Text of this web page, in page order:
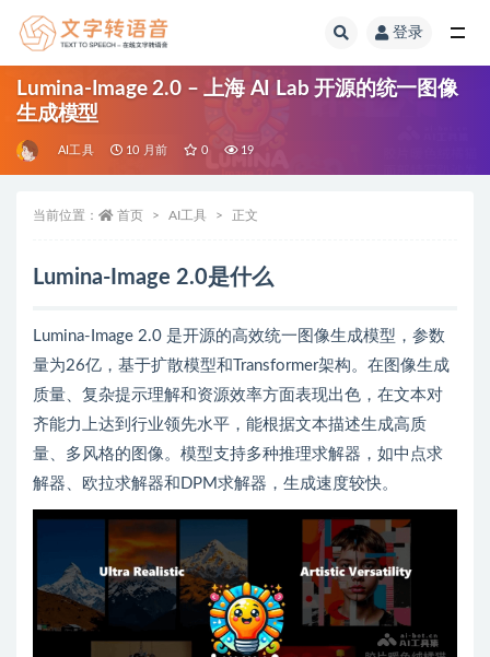
登录
Lumina-Image 2.0 – 上海 AI Lab 开源的统一图像
生成模型
AI工具 10 月前 0 19
当前位置： 首页 AI工具 正文
Lumina-Image 2.0是什么
Lumina-Image 2.0 是开源的高效统一图像生成模型，参数
量为26亿，基于扩散模型和Transformer架构。在图像生成
质量、复杂提示理解和资源效率方面表现出色，在文本对
齐能力上达到行业领先水平，能根据文本描述生成高质
量、多风格的图像。模型支持多种推理求解器，如中点求
解器、欧拉求解器和DPM求解器，生成速度较快。